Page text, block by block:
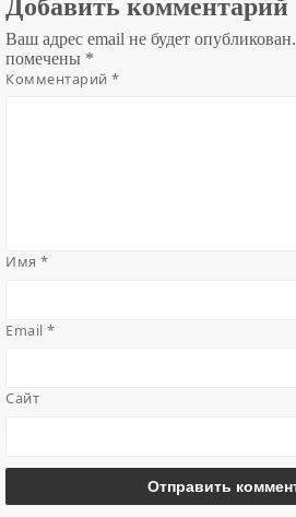
Добавить комментарий
Ваш адрес email не будет опубликован.
помечены *
Комментарий*
Имя*
Email*
Сайт